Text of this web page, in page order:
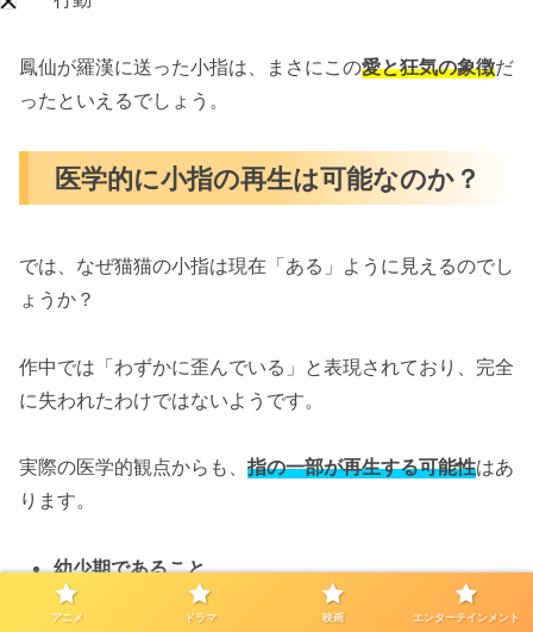
鳳仙が羅漢に送った小指は、まさにこの愛と狂気の象徴だ
ったといえるでしょう。
医学的に小指の再生は可能なのか？
では、なぜ猫猫の小指は現在「ある」ように見えるのでし
ょうか？
作中では「わずかに歪んでいる」と表現されており、完全
に失われたわけではないようです。
実際の医学的観点からも、 指の一部が再生する可能性はあ
ります。
幼少期であること
アニメ ドラマ 映画 エンターテインメント